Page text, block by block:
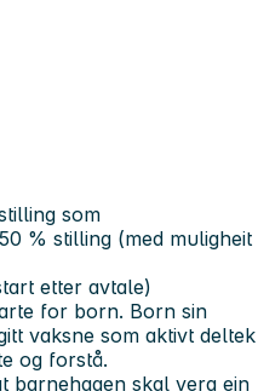
som
% stilling (med muligheit
etter avtale)
for born. Born sin
vaksne som aktivt deltek
og forstå.
barnehagen skal vera ein